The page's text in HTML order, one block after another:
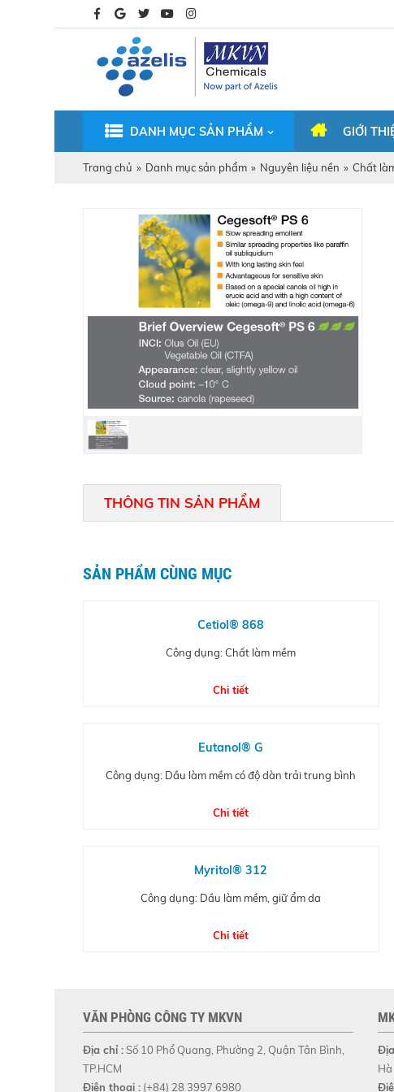
DANH MỤC SẢN PHẨM GIỚI
Trang chủ » Danh mục sản phẩm » Nguyên liệu nền » Chất
THÔNG TIN SẢN PHẨM
SẢN PHẨM CÙNG MỤC
Cetiol® 868
Công dụng: Chất làm mềm
Chi tiết
Eutanol® G
Công dụng: Dầu làm mềm có độ dàn trải trung bình
Chi tiết
Myritol® 312
Công dụng: Dầu làm mềm, giữ ẩm da
Chi tiết
VĂN PHÒNG CÔNG TY MKVN
Địa chỉ :Số 10 Phổ Quang, Phường 2, Quận Tân Bình,
TP.HCM
Điện thoại : (+84) 28 3997 6980